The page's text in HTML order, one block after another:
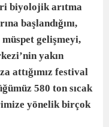
biyolojik arıtma
başlandığını,
gelişmeyi,
yakın
attığımız festival
580 ton sıcak
yönelik birçok